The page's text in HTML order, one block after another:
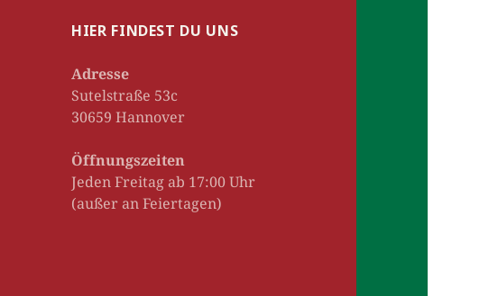
HIER FINDEST DU UNS
Adresse
Sutelstraße 53c
30659 Hannover
Öffnungszeiten
Jeden Freitag ab 17:00 Uhr
(außer an Feiertagen)